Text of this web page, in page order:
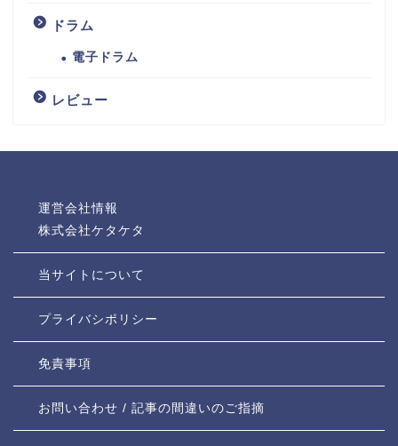
ドラム
電子ドラム
レビュー
運営会社情報
株式会社ケタケタ
当サイトについて
プライバシポリシー
免責事項
お問い合わせ / 記事の間違いのご指摘